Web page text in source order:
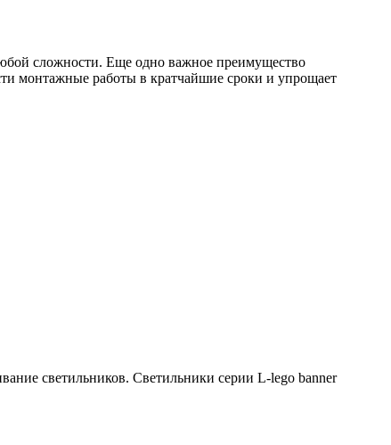
сложности. Еще одно важное преимущество
монтажные работы в кратчайшие сроки и упрощает
светильников. Светильники серии L-lego banner